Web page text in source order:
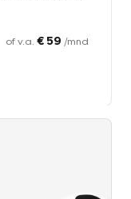
of v.a. € 59 /mnd